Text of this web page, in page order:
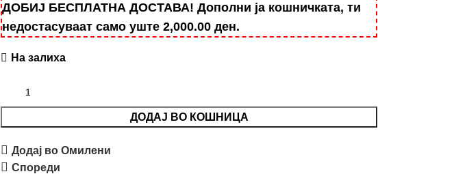
ДОБИЈ БЕСПЛАТНА ДОСТАВА! Дополни ја кошничката, ти
недостасуваат само уште 2,000.00 ден.
На залиха
ДОДАЈ ВО КОШНИЦА
Додај во Омилени
Спореди